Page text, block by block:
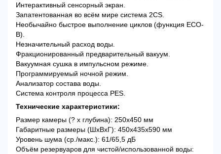
Интерактивный сенсорный экран.
Запатентованная во всём мире система 2СS.
Необычайно быстрое выполнение циклов (функция ECO-
B).
Незначительный расход воды.
Фракционированный предварительный вакуум.
Вакуумная сушка в импульсном режиме.
Программируемый ночной режим.
Анализатор состава воды.
Система контроля процесса PES.
Технические характеристики:
Размер камеры (? x глубина): 250х450 мм
Габаритные размеры (ШхВхГ): 450х435х590 мм
Уровень шума (ср./макс.): 61/65,5 дБ
Объём резервуаров для чистой/использованной воды: